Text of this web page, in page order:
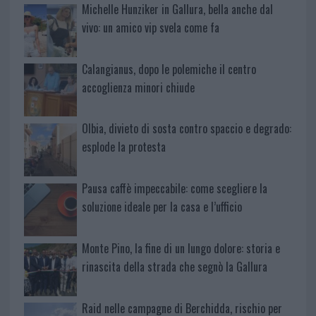
Michelle Hunziker in Gallura, bella anche dal
vivo: un amico vip svela come fa
Calangianus, dopo le polemiche il centro
accoglienza minori chiude
Olbia, divieto di sosta contro spaccio e degrado:
esplode la protesta
Pausa caffè impeccabile: come scegliere la
soluzione ideale per la casa e l’ufficio
Monte Pino, la fine di un lungo dolore: storia e
rinascita della strada che segnò la Gallura
Raid nelle campagne di Berchidda, rischio per